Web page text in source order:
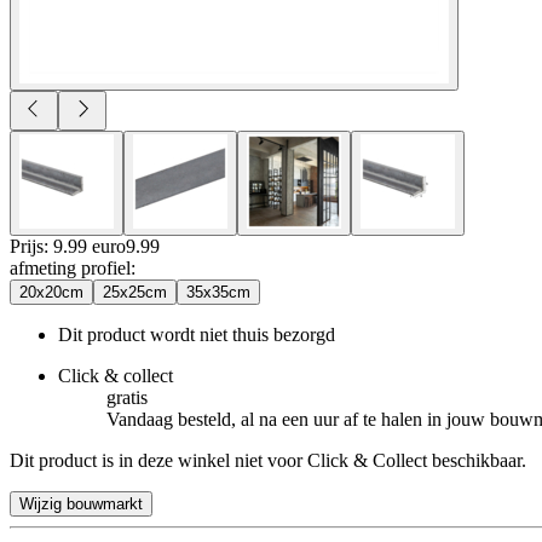
Prijs: 9.99 euro9.99
afmeting profiel:
20x20cm 25x25cm 35x35cm
Dit product wordt niet thuis bezorgd
Click & collect
gratis
Vandaag besteld, al na een uur af te halen in jouw
Dit product is in deze winkel niet voor Click & Collect beschikbaar.
Wijzig bouwmarkt